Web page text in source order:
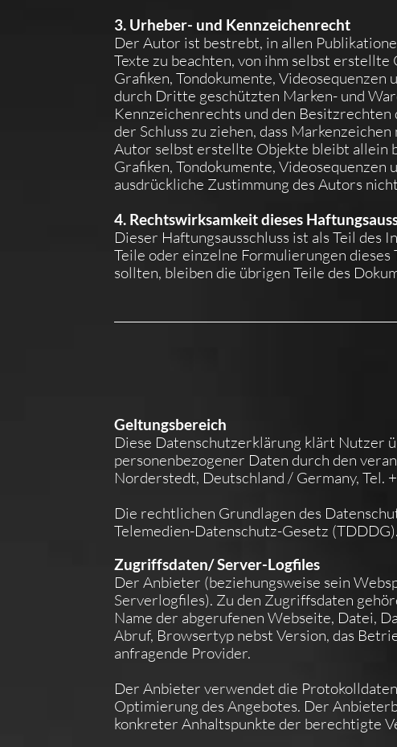
3. Urheber- und Kennzeichenrecht
Der Autor ist bestrebt, in allen
Texte zu beachten, von ihm selbst
Grafiken, Tondokumente,
durch Dritte geschützten Marken- und
Kennzeichenrechts und den
der Schluss zu ziehen, dass
Autor selbst erstellte Objekte bleibt allein
Grafiken, Tondokumente,
ausdrückliche Zustimmung des Autors
4. Rechtswirksamkeit dieses
Dieser Haftungsausschluss ist als Teil des
Teile oder einzelne Formulierungen
sollten, bleiben die übrigen Teile des
Geltungsbereich
Diese Datenschutzerklärung klärt Nutzer
personenbezogener Daten durch den
Norderstedt, Deutschland / Germany, Tel.
Die rechtlichen Grundlagen des
Telemedien-Datenschutz-Gesetz (TDDDG).
Zugriffsdaten/ Server-Logfiles
Der Anbieter (beziehungsweise sein
Serverlogfiles). Zu den Zugriffsdaten
Name der abgerufenen Webseite, Datei,
Abruf, Browsertyp nebst Version, das
anfragende Provider.
Der Anbieter verwendet die
Optimierung des Angebotes. Der
konkreter Anhaltspunkte der berechtigte